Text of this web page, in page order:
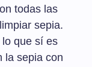
todas las
sepia.
que sí es
la sepia con